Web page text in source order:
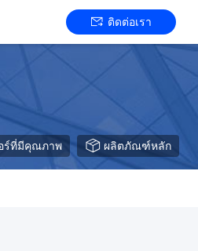
ติดต่อเรา
ร์ที่มีคุณภาพ ผลิตภัณฑ์หลัก